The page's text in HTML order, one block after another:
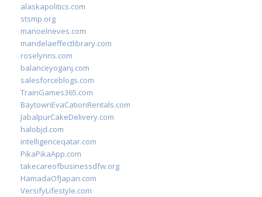
alaskapolitics.com
stsmp.org
manoelneves.com
mandelaeffectlibrary.com
roselynns.com
balanceyoganj.com
salesforceblogs.com
TrainGames365.com
BaytownEvaCationRentals.com
JabalpurCakeDelivery.com
halobjd.com
intelligenceqatar.com
PikaPikaApp.com
takecareofbusinessdfw.org
HamadaOfJapan.com
VersifyLifestyle.com